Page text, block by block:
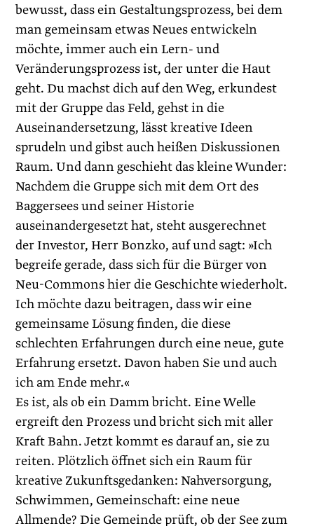
bewusst, dass ein Gestaltungsprozess, bei dem
man gemeinsam etwas Neues entwickeln
möchte, immer auch ein Lern- und
Veränderungsprozess ist, der unter die Haut
geht. Du machst dich auf den Weg, erkundest
mit der Gruppe das Feld, gehst in die
Auseinandersetzung, lässt kreative Ideen
sprudeln und gibst auch heißen Diskussionen
Raum. Und dann geschieht das kleine Wunder:
Nachdem die Gruppe sich mit dem Ort des
Baggersees und seiner Historie
auseinandergesetzt hat, steht ausgerechnet
der Investor, Herr Bonzko, auf und sagt: »Ich
begreife gerade, dass sich für die Bürger von
Neu-Commons hier die Geschichte wiederholt.
Ich möchte dazu beitragen, dass wir eine
gemeinsame Lösung finden, die diese
schlechten Erfahrungen durch eine neue, gute
Erfahrung ersetzt. Davon haben Sie und auch
ich am Ende mehr.«
Es ist, als ob ein Damm bricht. Eine Welle
ergreift den Prozess und bricht sich mit aller
Kraft Bahn. Jetzt kommt es darauf an, sie zu
reiten. Plötzlich öffnet sich ein Raum für
kreative Zukunfts­gedanken: Nahversorgung,
Schwimmen, Gemeinschaft: eine neue
Allmende? Die Gemeinde prüft, ob der See zum